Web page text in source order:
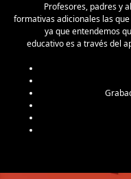
Profesores, padres y
formativas adicionales las
ya que entendemos
educativo es a través del